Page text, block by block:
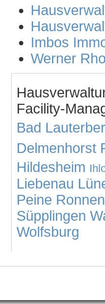
Imbos
Werner
Facility-
Bad
Delmenhorst
Hildesheim
Liebenau
Peine
Süpplingen
Wolfsburg